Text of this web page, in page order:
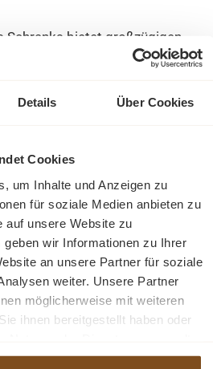
Details Über Cookies
Cookies
um Inhalte und Anzeigen zu
für soziale Medien anbieten zu
auf unsere Website zu
wir Informationen zu Ihrer
an unsere Partner für soziale
weiter. Unsere Partner
möglicherweise mit weiteren
ihnen bereitgestellt haben oder
Schranks bietet großzügigen
Ihrer wertvollen Stücke.
hingegen erwarten Sie
und
und Griffe zu wählen,
zu einem
Diese vielseitige
nicht nur Ihr Zuhause
ihrer zeitlosen Schönheit und
dauerhafte Freude
ein Ambiente, das Ihre